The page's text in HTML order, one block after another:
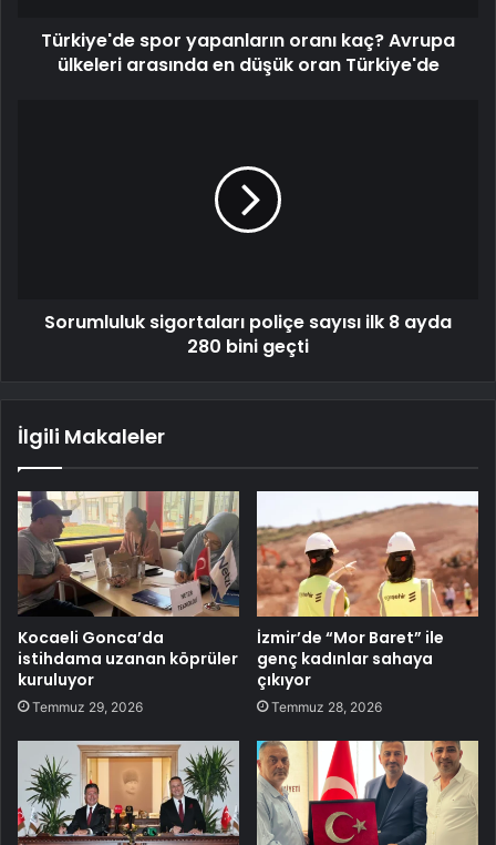
Türkiye'de spor yapanların oranı kaç? Avrupa
ülkeleri arasında en düşük oran Türkiye'de
Sorumluluk sigortaları poliçe sayısı ilk 8 ayda
280 bini geçti
İlgili Makaleler
Kocaeli Gonca’da
istihdama uzanan köprüler
kuruluyor
Temmuz 29, 2026
İzmir’de “Mor Baret” ile
genç kadınlar sahaya
çıkıyor
Temmuz 28, 2026